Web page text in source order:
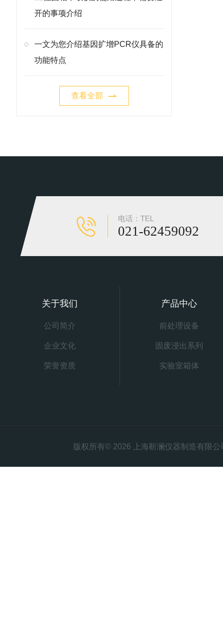
开的事项介绍
一文为您介绍基因扩增PCR仪具备的
功能特点
查看全部
电话：TEL
021-62459092
关于我们
公司简介
企业文化
荣誉资质
产品中心
前处理设备
固废浸出系列
实验室箱体
版权所有© 2026 上海靳澜仪器制造有限